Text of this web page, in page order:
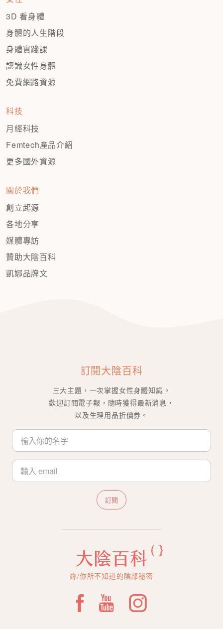
3D 看身體
身體的人生階段
身體實踐課
認識女性身體
免費網路資源
科技
月經科技
Femtech產品介紹
更多國外資源
關於我們
創立起源
各地分享
媒體專訪
贊助大陰百科
凱娜品牌文
訂閱大陰百科
三大主題，一次掌握女性身體知識。
歡迎訂閱電子報，隨時獲得最新消息，
以及生理用品折價券。
訂閱
妳/你所不知道的陰部秘密